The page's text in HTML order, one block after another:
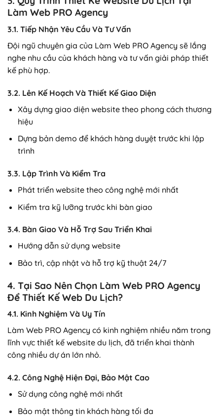
Làm Web PRO Agency
3.1. Tiếp Nhận Yêu Cầu Và Tư Vấn
Đội ngũ chuyên gia của Làm Web PRO Agency sẽ lắng
nghe nhu cầu của khách hàng và tư vấn giải pháp thiết
kế phù hợp.
3.2. Lên Kế Hoạch Và Thiết Kế Giao Diện
Xây dựng giao diện website theo phong cách thương
hiệu
Dựng bản demo để khách hàng duyệt trước khi lập
trình
3.3. Lập Trình Và Kiểm Tra
Phát triển website theo công nghệ mới nhất
Kiểm tra kỹ lưỡng trước khi bàn giao
3.4. Bàn Giao Và Hỗ Trợ Sau Triển Khai
Hướng dẫn sử dụng website
Bảo trì, cập nhật và hỗ trợ kỹ thuật 24/7
4. Tại Sao Nên Chọn Làm Web PRO Agency
Để Thiết Kế Web Du Lịch?
4.1. Kinh Nghiệm Và Uy Tín
Làm Web PRO Agency có kinh nghiệm nhiều năm trong
lĩnh vực thiết kế website du lịch, đã triển khai thành
công nhiều dự án lớn nhỏ.
4.2. Công Nghệ Hiện Đại, Bảo Mật Cao
Sử dụng công nghệ mới nhất
Bảo mật thông tin khách hàng tối đa